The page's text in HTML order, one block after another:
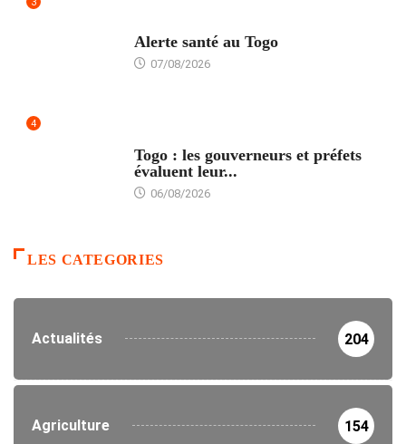
Alerte santé au Togo
07/08/2026
4
Togo : les gouverneurs et préfets
évaluent leur...
06/08/2026
LES CATEGORIES
Actualités 204
Agriculture 154